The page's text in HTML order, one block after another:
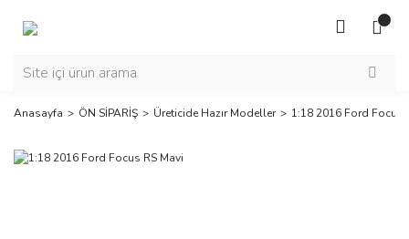
Anasayfa ÖN SİPARİŞ Üreticide Hazır Modeller 1:18 2016 Ford Focus